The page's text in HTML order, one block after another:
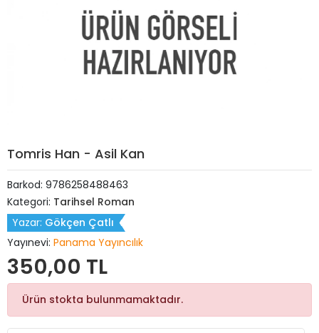
Tomris Han - Asil Kan
Barkod: 9786258488463
Kategori: Tarihsel Roman
Yazar: Gökçen Çatlı
Yayınevi: Panama Yayıncılık
350,00 TL
Ürün stokta bulunmamaktadır.